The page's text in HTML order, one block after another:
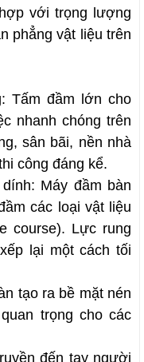
với trọng lượng
phẳng vật liệu trên
Tấm đầm lớn cho
nhanh chóng trên
sân bãi, nền nhà
công đáng kể.
Máy đầm bàn
các loại vật liệu
course). Lực rung
lại một cách tối
tạo ra bề mặt nén
trọng cho các
đến tay người